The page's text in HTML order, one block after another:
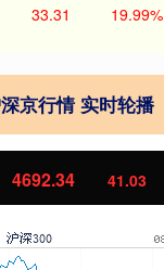
33.31 19.99%
京行情 实时轮播
1123.21 0.33